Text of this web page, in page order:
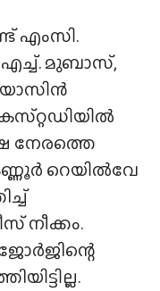
എംസി.
മുബാസ്,
നേരത്തെ
റെയിൽവേ
നീക്കം.